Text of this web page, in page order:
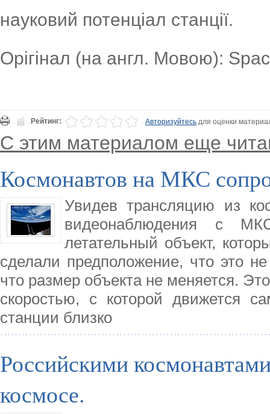
науковий потенціал станції.
Орігінал (на англ. Мовою):
Рейтинг: Авторизуйтесьдля оценки
С этим материалом еще
Космонавтов на МКС
Увидев трансляцию из
видеонаблюдения с
летательный объект,
сделали предположение, что это
что размер объекта не меняется.
скоростью, с которой движется
станции близко
Российскими
космосе.